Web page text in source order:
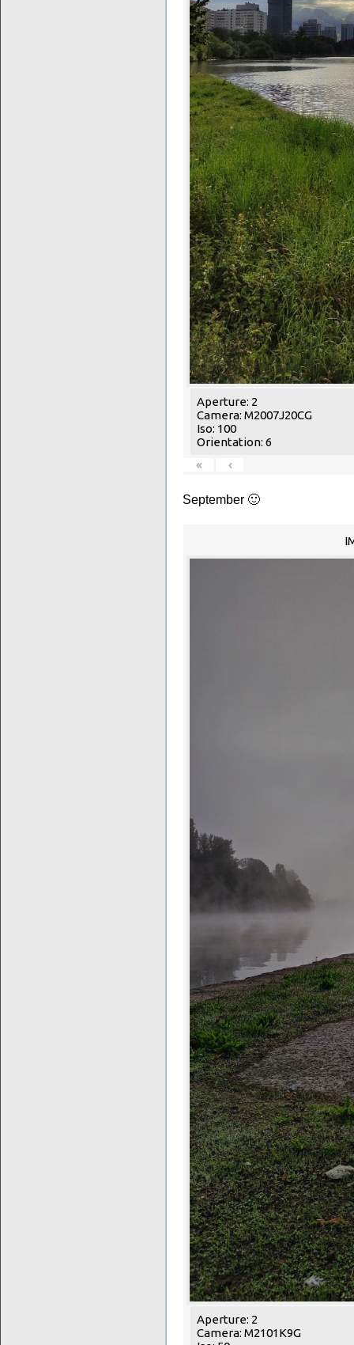
Aperture: 2
Camera: M2007J20CG
Iso: 100
Orientation: 6
«
‹
September 🙂
Aperture: 2
Camera: M2101K9G